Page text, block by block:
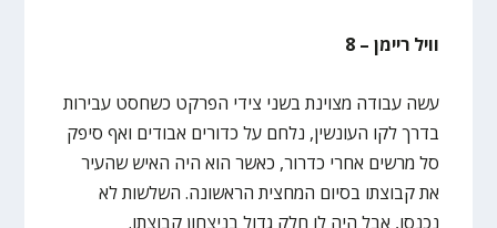
וויל ריימן – 8
עשה עבודה מצוינת בשני צידי הפרקט כשחסט עבירות
בדרך לקו העונשין, נלחם על כדורים אבודים ואף סיפק
סל מרשים אחרי כדרור, כאשר הוא היה האיש שהעיר
את קבוצתו בסיום המחצית הראשונה. השלשות לא
נכנסו, אבל היה לו חלק גדול בניצחון קבוצתו.